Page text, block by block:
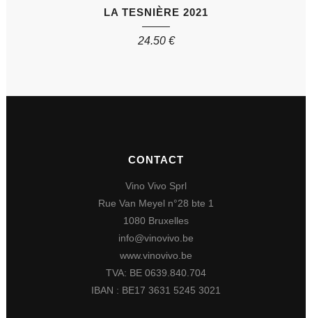
LA TESNIÈRE 2021
24.50 €
CONTACT
Vino Vivo Sprl
Rue Van Meyel n°28 bte 1
1080 Bruxelles
info@vinovivo.be
www.vinovivo.be
TVA: BE 0639.840.704
IBAN : BE17 3631 5245 3021